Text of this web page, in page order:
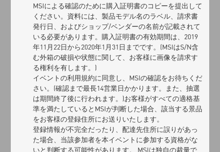
MSIによる確認のために購入証明書のコピーを提出して
ください。資料には、製品モデル名のラベル、請求書
発行日、およびショップ/ベンダーの名前が記載されて
いる必要があります。購入証明書の有効期間は、2019
年11月22日から2020年1月31日までです。(MSIはS/N含
む外箱の破損や状態に関して、お客様に画像を請求す
る権利を有します。)
イベントの利用規約に同意し、MSIの確認をお待ちくだ
さい。(確認まで最長14営業日かかります。また、抽選
は期間終了後に行われます。)お客様がすべての適格基
準を満たしているとMSIが判断した場合、該当する景品
をお客様の登録住所にお送りいたします。
登録情報が不完全だったり、配達先住所に誤りがあっ
た場合、当該参加者を本イベントに参加する資格がな
いと判断する可能性があります。 MSIは独自の裁量で